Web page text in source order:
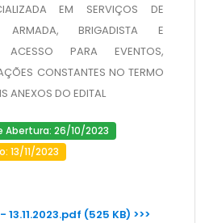
EM SERVIÇOS DE
ARMADA, BRIGADISTA E
ACESSO PARA EVENTOS,
CONSTANTES NO TERMO
ANEXOS DO EDITAL
Abertura: 26/10/2023
13/11/2023
13.11.2023.pdf (525 KB) >>>